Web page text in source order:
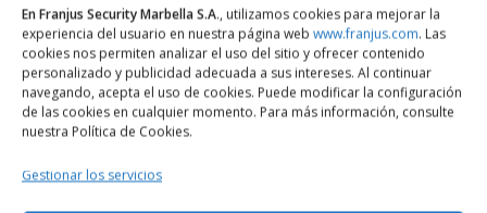
En Franjus Security Marbella S.A., utilizamos cookies para mejorar la
experiencia del usuario en nuestra página web www.franjus.com. Las
cookies nos permiten analizar el uso del sitio y ofrecer contenido
personalizado y publicidad adecuada a sus intereses. Al continuar
navegando, acepta el uso de cookies. Puede modificar la configuración
de las cookies en cualquier momento. Para más información, consulte
nuestra Política de Cookies.
Gestionar los servicios